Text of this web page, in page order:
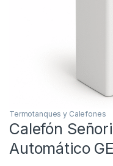
Termotanques y Calefones
Calefón
Automático